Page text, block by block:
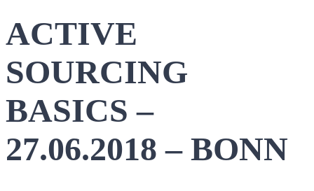
ACTIVE
SOURCING
BASICS –
27.06.2018 – BONN